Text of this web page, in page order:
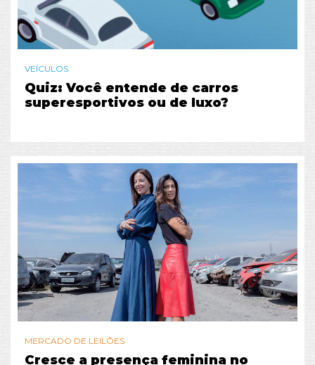
VEÍCULOS
Quiz: Você entende de carros
superesportivos ou de luxo?
MERCADO DE LEILÕES
Cresce a presença feminina no